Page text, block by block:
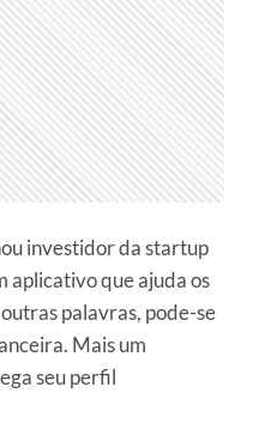
investidor da startup
aplicativo que ajuda os
palavras, pode-se
Mais um
seu perfil